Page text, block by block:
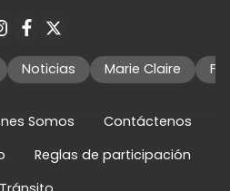
Noticias Marie Claire
Somos
Contáctenos
Reglas de participación